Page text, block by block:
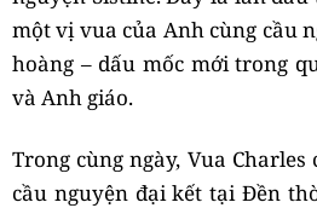
một vị vua của Anh cùng cầu
hoàng – dấu mốc mới trong
và Anh giáo.
Trong cùng ngày, Vua
cầu nguyện đại kết tại Đền